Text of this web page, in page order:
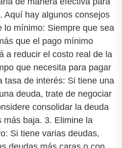
Aquí hay algunos consejos
lo mínimo: Siempre que sea
que el pago mínimo
a reducir el costo real de la
que necesita para pagar
tasa de interés: Si tiene una
deuda, trate de negociar
consolidar la deuda
baja. 3. Elimine la
Si tiene varias deudas,